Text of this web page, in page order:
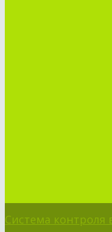
Система контроля